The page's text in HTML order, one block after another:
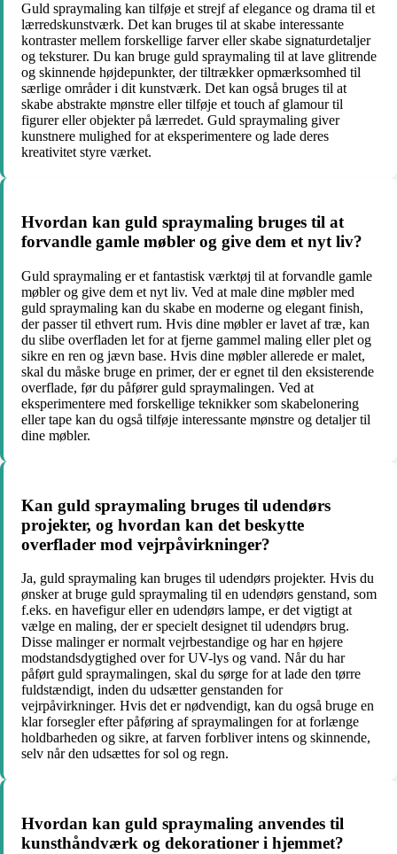
Guld spraymaling kan tilføje et strejf af elegance og drama til et
lærredskunstværk. Det kan bruges til at skabe interessante
kontraster mellem forskellige farver eller skabe signaturdetaljer
og teksturer. Du kan bruge guld spraymaling til at lave glitrende
og skinnende højdepunkter, der tiltrækker opmærksomhed til
særlige områder i dit kunstværk. Det kan også bruges til at
skabe abstrakte mønstre eller tilføje et touch af glamour til
figurer eller objekter på lærredet. Guld spraymaling giver
kunstnere mulighed for at eksperimentere og lade deres
kreativitet styre værket.
Hvordan kan guld spraymaling bruges til at
forvandle gamle møbler og give dem et nyt liv?
Guld spraymaling er et fantastisk værktøj til at forvandle gamle
møbler og give dem et nyt liv. Ved at male dine møbler med
guld spraymaling kan du skabe en moderne og elegant finish,
der passer til ethvert rum. Hvis dine møbler er lavet af træ, kan
du slibe overfladen let for at fjerne gammel maling eller plet og
sikre en ren og jævn base. Hvis dine møbler allerede er malet,
skal du måske bruge en primer, der er egnet til den eksisterende
overflade, før du påfører guld spraymalingen. Ved at
eksperimentere med forskellige teknikker som skabelonering
eller tape kan du også tilføje interessante mønstre og detaljer til
dine møbler.
Kan guld spraymaling bruges til udendørs
projekter, og hvordan kan det beskytte
overflader mod vejrpåvirkninger?
Ja, guld spraymaling kan bruges til udendørs projekter. Hvis du
ønsker at bruge guld spraymaling til en udendørs genstand, som
f.eks. en havefigur eller en udendørs lampe, er det vigtigt at
vælge en maling, der er specielt designet til udendørs brug.
Disse malinger er normalt vejrbestandige og har en højere
modstandsdygtighed over for UV-lys og vand. Når du har
påført guld spraymalingen, skal du sørge for at lade den tørre
fuldstændigt, inden du udsætter genstanden for
vejrpåvirkninger. Hvis det er nødvendigt, kan du også bruge en
klar forsegler efter påføring af spraymalingen for at forlænge
holdbarheden og sikre, at farven forbliver intens og skinnende,
selv når den udsættes for sol og regn.
Hvordan kan guld spraymaling anvendes til
kunsthåndværk og dekorationer i hjemmet?